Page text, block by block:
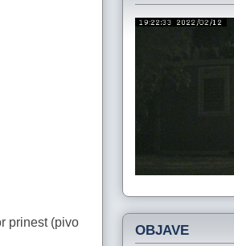
prinest (pivo
OBJAVE